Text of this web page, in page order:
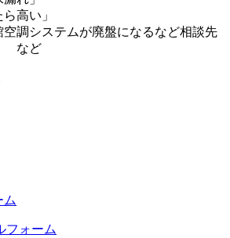
高い」
空調システムが廃盤になるなど相談先
など
フォーム